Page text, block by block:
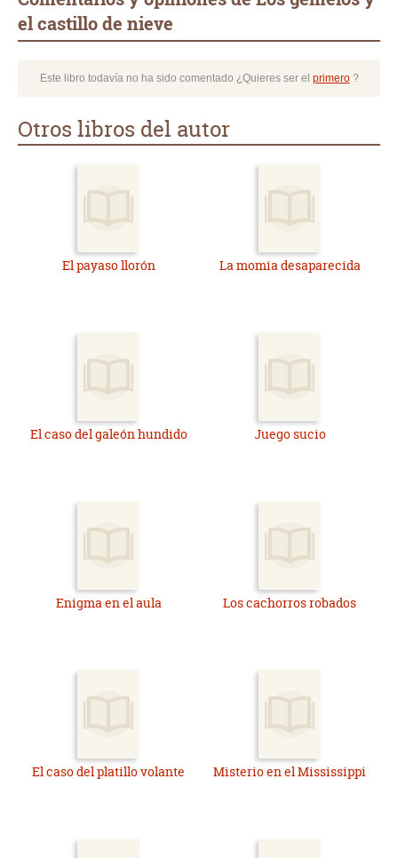
el castillo de nieve
Este libro todavía no ha sido comentado ¿Quieres ser el primero?
Otros libros del autor
El payaso llorón La momia desaparecida
El caso del galeón hundido Juego sucio
Enigma en el aula Los cachorros robados
El caso del platillo volante Misterio en el Mississippi